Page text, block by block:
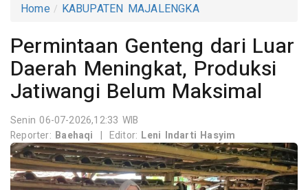
Home KABUPATEN MAJALENGKA
Permintaan Genteng dari Luar
Daerah Meningkat, Produksi
Jatiwangi Belum Maksimal
Senin 06-07-2026,12:33 WIB
Reporter: Baehaqi | Editor: Leni Indarti Hasyim